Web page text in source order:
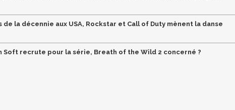
de la décennie aux USA, Rockstar et Call of Duty mènent la danse
Soft recrute pour la série, Breath of the Wild 2 concerné ?